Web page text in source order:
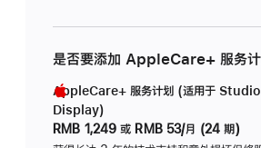
是否要添加 AppleCare+ 服务计
AppleCare+ 服务计划 (适用于 Studio
Display)
RMB 1,249 或 RMB 53/月 (24 期)